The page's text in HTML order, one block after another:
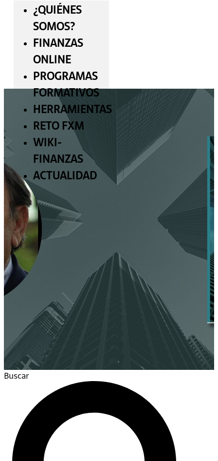
¿QUIÉNES
SOMOS?
FINANZAS
ONLINE
PROGRAMAS
FORMATIVOS
HERRAMIENTAS
RETO FXM
WIKI-
FINANZAS
ACTUALIDAD
Buscar